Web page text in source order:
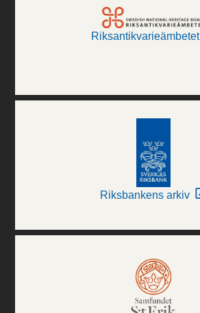
Riksantikvarieämbetet
Riksbankens arkiv